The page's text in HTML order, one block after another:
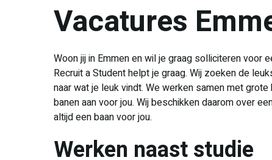
Vacatures
Woon jij in Emmen en wil je graag solliciteren voor
Recruit a Student helpt je graag. Wij zoeken de
naar wat je leuk vindt. We werken samen met
banen aan voor jou. Wij beschikken daarom over
altijd een baan voor jou.
Werken naast studie